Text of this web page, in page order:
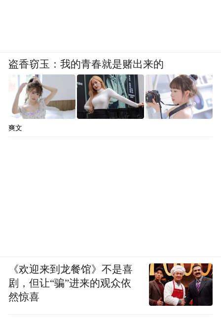
盗香窃玉：我的青春就是赌出来的
爽文
《欢迎来到龙餐馆》不是喜
剧，但让“骗”进来的观众依
然惊喜